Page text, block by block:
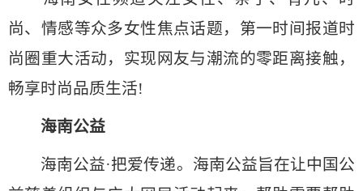
尚、情感等众多女性焦点话题，第一时间报道时
尚圈重大活动，实现网友与潮流的零距离接触，
畅享时尚品质生活!
海南公益
海南公益·把爱传递。海南公益旨在让中国公